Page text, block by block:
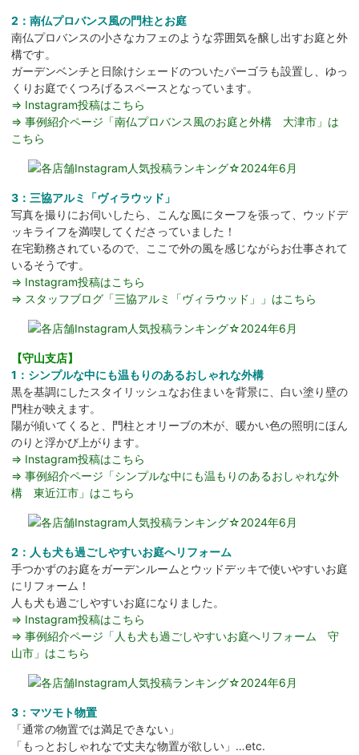
2：南仏プロバンス風の門柱とお庭
南仏プロバンスの小さなカフェのような雰囲気を醸し出すお庭と外
構です。
ガーデンベンチと日除けシェードのついたパーゴラも設置し、ゆっ
くりお庭でくつろげるスペースとなっています。
⇒ Instagram投稿はこちら
⇒ 事例紹介ページ「南仏プロバンス風のお庭と外構 大津市」は
こちら
3：三協アルミ「ヴィラウッド」
写真を撮りにお伺いしたら、こんな風にターフを張って、ウッドデ
ッキライフを満喫してくださっていました！
在宅勤務されているので、ここで外の風を感じながらお仕事されて
いるそうです。
⇒ Instagram投稿はこちら
⇒ スタッフブログ「三協アルミ「ヴィラウッド」」はこちら
【守山支店】
1：シンプルな中にも温もりのあるおしゃれな外構
黒を基調にしたスタイリッシュなお住まいを背景に、白い塗り壁の
門柱が映えます。
陽が傾いてくると、門柱とオリーブの木が、暖かい色の照明にほん
のりと浮かび上がります。
⇒ Instagram投稿はこちら
⇒ 事例紹介ページ「シンプルな中にも温もりのあるおしゃれな外
構 東近江市」はこちら
2：人も犬も過ごしやすいお庭へリフォーム
手つかずのお庭をガーデンルームとウッドデッキで使いやすいお庭
にリフォーム！
人も犬も過ごしやすいお庭になりました。
⇒ Instagram投稿はこちら
⇒ 事例紹介ページ「人も犬も過ごしやすいお庭へリフォーム 守
山市」はこちら
3：マツモト物置
「通常の物置では満足できない」
「もっとおしゃれなで丈夫な物置が欲しい」…etc.